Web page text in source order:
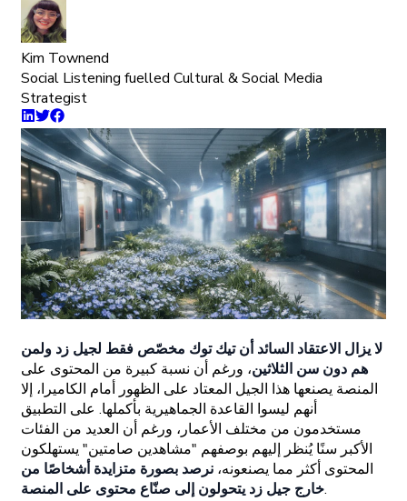
Kim Townend
Social Listening fuelled Cultural & Social Media
Strategist
لا يزال الاعتقاد السائد أن تيك توك مخصّص فقط لجيل زد ولمن
هم دون سن الثلاثين، ورغم أن نسبة كبيرة من المحتوى على
المنصة يصنعها هذا الجيل المعتاد على الظهور أمام الكاميرا، إلا
أنهم ليسوا القاعدة الجماهيرية بأكملها. على التطبيق
مستخدمون من مختلف الأعمار، ورغم أن العديد من الفئات
الأكبر سنًا يُنظر إليهم بوصفهم "مشاهدين صامتين" يستهلكون
المحتوى أكثر مما يصنعونه، نرصد بصورة متزايدة أشخاصًا من
خارج جيل زد يتحولون إلى صنّاع محتوى على المنصة.